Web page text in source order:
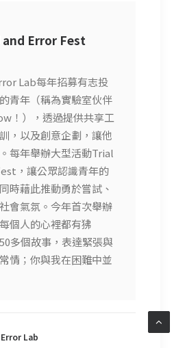
and Error Fest
Lab每年招募有志投
青年（稱為實驗室伙伴
！），透過提供共享工
，以及創意企劃，讓他
每年舉辦大型活動Trial
，讓公眾認識青年的
時藉此推動勇於嘗試、
會氣氛。今年首次舉辦
個人的心裡都有狒
多個故事，表達緊張與
情；你與我在困難中並
Lab